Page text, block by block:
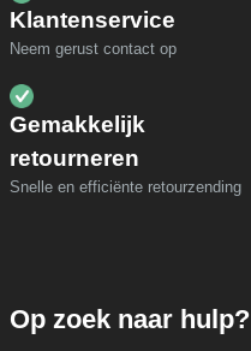
Klantenservice
Neem gerust contact op
Gemakkelijk
retourneren
Snelle en efficiënte retourzending
Op zoek naar hulp?